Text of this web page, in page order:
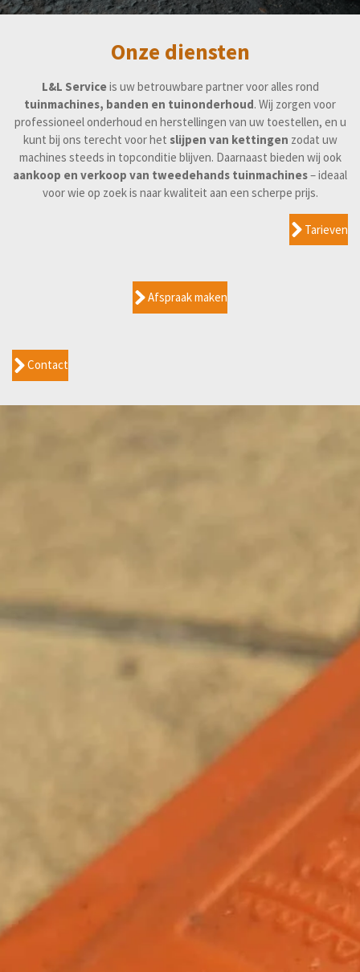
Onze diensten
L&L Serviceis uw betrouwbare partner voor alles rond
tuinmachines, banden en tuinonderhoud. Wij zorgen voor
professioneel onderhoud en herstellingen van uw toestellen, en u
kunt bij ons terecht voor het slijpen van kettingen zodat uw
machines steeds in topconditie blijven. Daarnaast bieden wij ook
aankoop en verkoop van tweedehands tuinmachines– ideaal
voor wie op zoek is naar kwaliteit aan een scherpe prijs.
Tarieven
Afspraak maken
Contact